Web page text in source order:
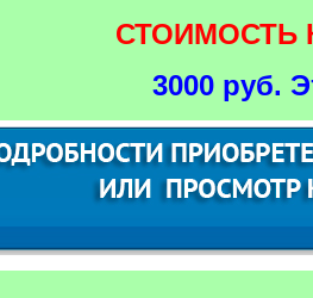
СТОИМОСТЬ
3000 руб.